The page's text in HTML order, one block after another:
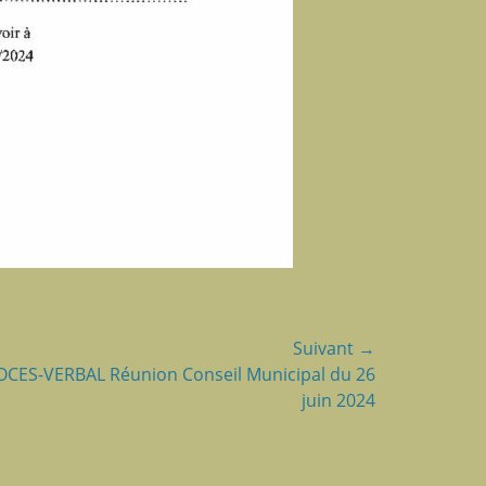
Suivant →
VERBAL Réunion Conseil Municipal du 26
juin 2024